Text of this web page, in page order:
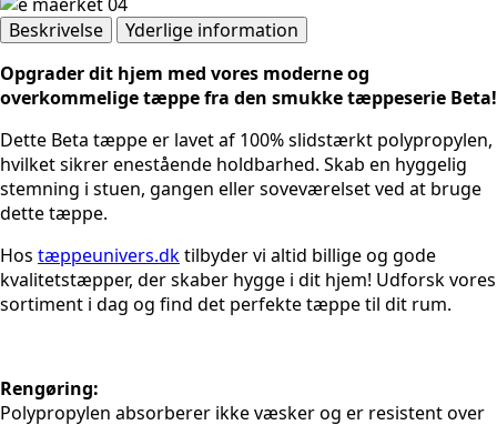
Beskrivelse
Yderlige information
Opgrader dit hjem med vores moderne og
overkommelige tæppe fra den smukke tæppeserie Beta!
Dette Beta tæppe er lavet af 100% slidstærkt polypropylen,
hvilket sikrer enestående holdbarhed. Skab en hyggelig
stemning i stuen, gangen eller soveværelset ved at bruge
dette tæppe.
Hos tæppeunivers.dktilbyder vi altid billige og gode
kvalitetstæpper, der skaber hygge i dit hjem! Udforsk vores
sortiment i dag og find det perfekte tæppe til dit rum.
Rengøring:
Polypropylen absorberer ikke væsker og er resistent over